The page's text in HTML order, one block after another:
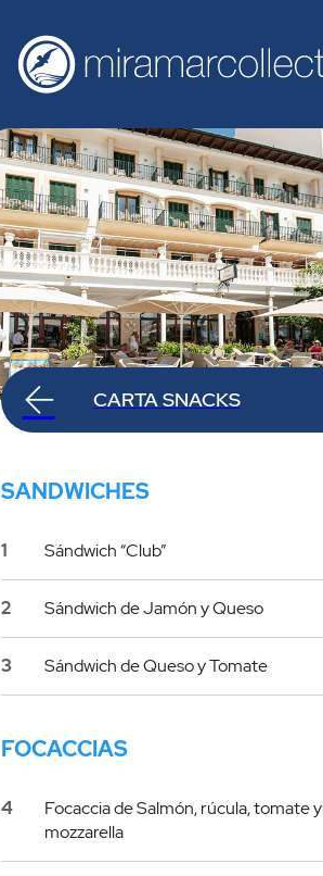
CARTA SNACKS
SANDWICHES
1 Sándwich “Club”
2 Sándwich de Jamón y Queso
3 Sándwich de Queso y Tomate
FOCACCIAS
4
Focaccia de Salmón, rúcula, tomate y
mozzarella